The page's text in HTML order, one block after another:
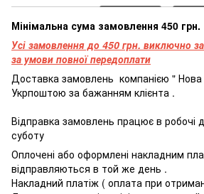
Мінімальна сума замовлення 450 грн.
Усі замовлення до 450 грн. виключно
за умови повної передоплати
Доставка замовлень компанією " Нова
Укрпоштою за бажанням клієнта .
Відправка замовлень працює в робочі
суботу
Оплочені або оформлені накладним
відправляються в той же день .
Накладний платіж ( оплата при